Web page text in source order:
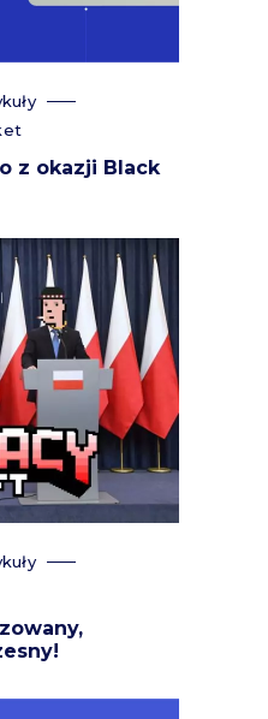
z okazji Black